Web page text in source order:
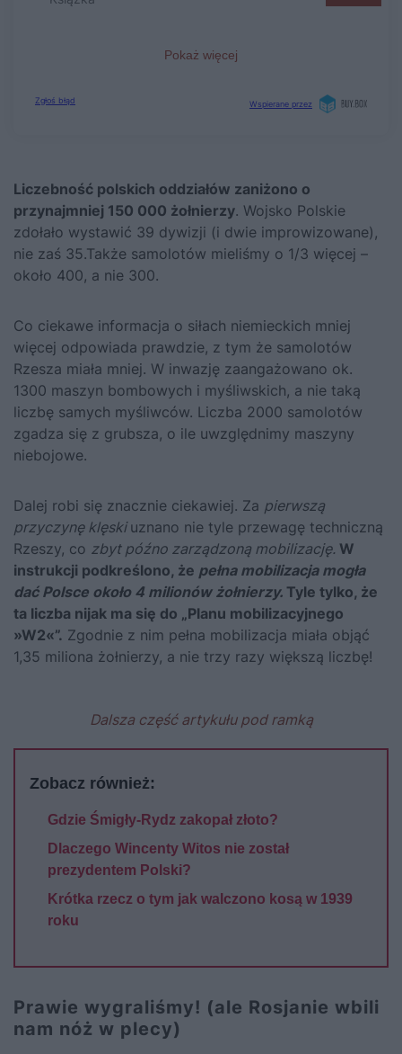
Liczebność polskich oddziałów zaniżono o
przynajmniej 150 000 żołnierzy. Wojsko Polskie
zdołało wystawić 39 dywizji (i dwie improwizowane),
nie zaś 35.Także samolotów mieliśmy o 1/3 więcej –
około 400, a nie 300.
Co ciekawe informacja o siłach niemieckich mniej
więcej odpowiada prawdzie, z tym że samolotów
Rzesza miała mniej. W inwazję zaangażowano ok.
1300 maszyn bombowych i myśliwskich, a nie taką
liczbę samych myśliwców. Liczba 2000 samolotów
zgadza się z grubsza, o ile uwzględnimy maszyny
niebojowe.
Dalej robi się znacznie ciekawiej. Za pierwszą
przyczynę klęskiuznano nie tyle przewagę techniczną
Rzeszy, co zbyt późno zarządzoną mobilizację. W
instrukcji podkreślono, że pełna mobilizacja mogła
dać Polsce około 4 milionów żołnierzy. Tyle tylko, że
ta liczba nijak ma się do „Planu mobilizacyjnego
»W2«”. Zgodnie z nim pełna mobilizacja miała objąć
1,35 miliona żołnierzy, a nie trzy razy większą liczbę!
Dalsza część artykułu pod ramką
Zobacz również:
Gdzie Śmigły-Rydz zakopał złoto?
Dlaczego Wincenty Witos nie został
prezydentem Polski?
Krótka rzecz o tym jak walczono kosą w 1939
roku
Prawie wygraliśmy! (ale Rosjanie wbili
nam nóż w plecy)